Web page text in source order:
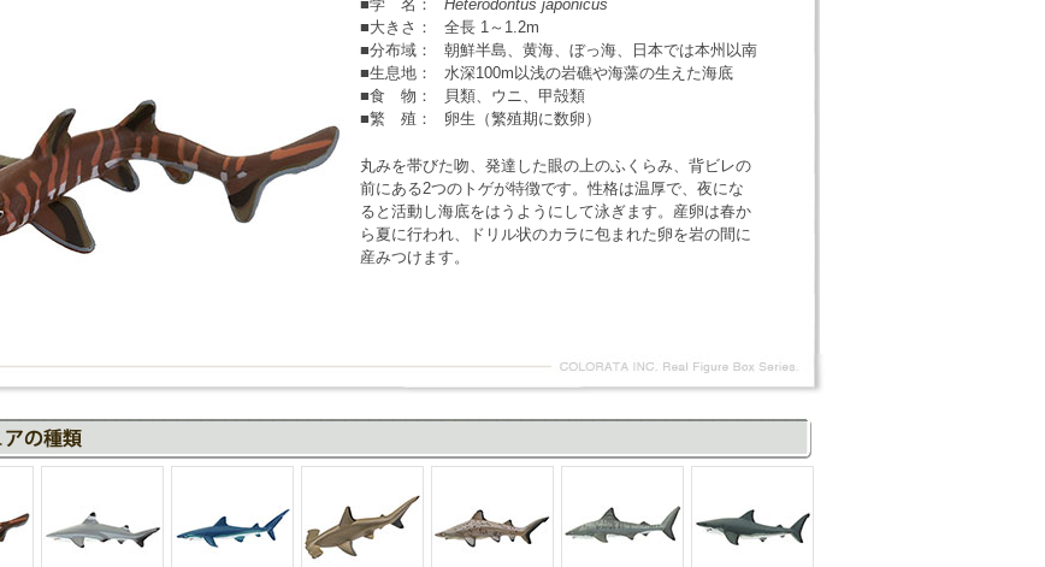
■学 名：
Heterodontus japonicus
■大きさ：
全長 1～1.2m
■分布域：
朝鮮半島、黄海、ぼっ海、日本では本州以南
■生息地：
水深100m以浅の岩礁や海藻の生えた海底
■食 物：
貝類、ウニ、甲殻類
■繁 殖：
卵生（繁殖期に数卵）
丸みを帯びた吻、発達した眼の上のふくらみ、背ビレの
前にある2つのトゲが特徴です。性格は温厚で、夜にな
ると活動し海底をはうようにして泳ぎます。産卵は春か
ら夏に行われ、ドリル状のカラに包まれた卵を岩の間に
産みつけます。